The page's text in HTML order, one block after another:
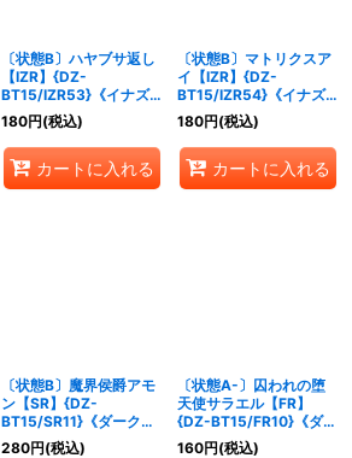
〔状態B〕ハヤブサ返し
【IZR】{DZ-
BT15/IZR53}《イナズ
マイレブン》
180円(税込)
カートに入れる
〔状態B〕マトリクスア
イ【IZR】{DZ-
BT15/IZR54}《イナズ
マイレブン》
180円(税込)
カートに入れる
〔状態B〕魔界侯爵アモ
ン【SR】{DZ-
BT15/SR11}《ダークス
テイツ》
280円(税込)
〔状態A-〕囚われの堕
天使サラエル【FR】
{DZ-BT15/FR10}《ダー
クステイツ》
160円(税込)